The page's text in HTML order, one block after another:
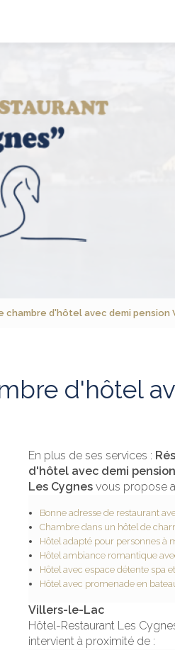
chambre d'hôtel avec demi pension
d'hôtel
En plus de ses services :
d'hôtel avec demi
Les Cygnesvous propose
Bonne adresse de restaurant
Chambre dans un hôtel de
Hôtel adapté pour personnes à
Hôtel ambiance romantique
Hôtel avec espace détente spa
Hôtel avec promenade en
Villers-le-Lac
Hôtel-Restaurant Les
intervient à proximité de :